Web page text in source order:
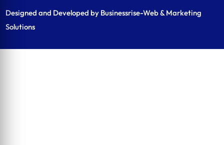
Designed and Developed by Businessrise-Web & Marketing
Solutions